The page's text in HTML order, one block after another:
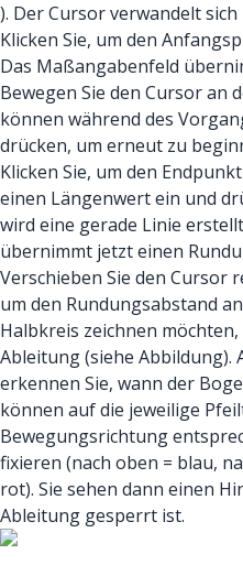
). Der Cursor verwandelt
Klicken Sie, um den
Das Maßangabenfeld
Bewegen Sie den Cursor an
können während des
drücken, um erneut zu
Klicken Sie, um den
einen Längenwert ein und
wird eine gerade Linie
übernimmt jetzt einen
Verschieben Sie den Cursor
um den Rundungsabstand
Halbkreis zeichnen
Ableitung (siehe Abbildung).
erkennen Sie, wann der
können auf die jeweilige
Bewegungsrichtung
fixieren (nach oben = blau,
rot). Sie sehen dann einen
Ableitung gesperrt ist.